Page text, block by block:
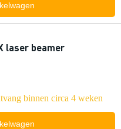
laser beamer
binnen circa 4 weken